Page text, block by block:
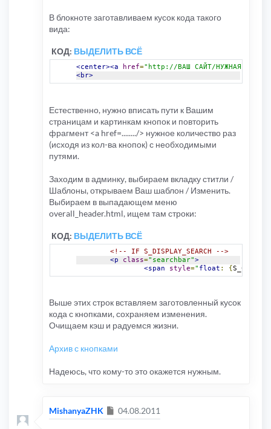
В блокноте заготавливаем кусок кода такого
вида:
КОД: ВЫДЕЛИТЬ ВСЁ
<center><a href="http://ВАШ САЙТ/НУЖНАЯ
<br>
Естественно, нужно вписать пути к Вашим
страницам и картинкам кнопок и повторить
фрагмент <a href=......../> нужное количество раз
(исходя из кол-ва кнопок) с необходимыми
путями.
Заходим в админку, выбираем вкладку ститли /
Шаблоны, открываем Ваш шаблон / Изменить.
Выбираем в выпадающем меню
overall_header.html, ищем там строки:
КОД: ВЫДЕЛИТЬ ВСЁ
<!-- IF S_DISPLAY_SEARCH -->
<p
class="searchbar">
<span
style=" float : {
Выше этих строк вставляем заготовленный кусок
кода с кнопками, сохраняем изменения.
Очищаем кэш и радуемся жизни.
Архив с кнопками
Надеюсь, что кому-то это окажется нужным.
MishanyaZHK Сообщение
04.08.2011